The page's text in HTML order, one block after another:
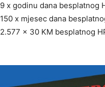
9 x godinu dana besplatnog
150 x mjesec dana
2.577 x 30 KM besplatnog